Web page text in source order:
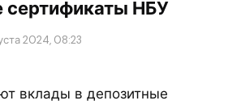
сертификаты НБУ
2024, 08:23
вклады в депозитные